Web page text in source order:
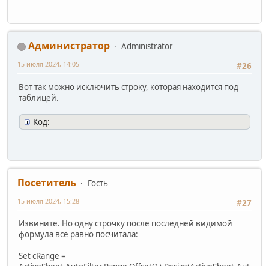
Администратор
Administrator
#26
15 июля 2024, 14:05
Вот так можно исключить строку, которая находится под
таблицей.
Код:
Посетитель
Гость
#27
15 июля 2024, 15:28
Извините. Но одну строчку после последней видимой
формула всё равно посчитала:
Set cRange =